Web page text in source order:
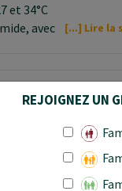
REJOIGNEZ UN
et 34°C
avec des risques
[...] Lire la
Martinique ?